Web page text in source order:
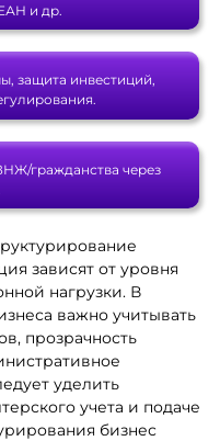
и др.
защита инвестиций,
гражданства через
зависят от уровня
нагрузки. В
важно учитывать
прозрачность
уделить
учета и подаче
бизнес